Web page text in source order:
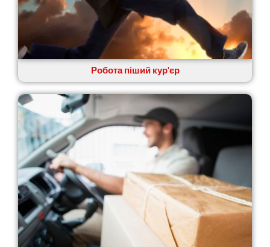
Мукачево
Нетішин
Ніжин
Микитинці
Миколаїв
Нікополь
Новоолександрівка
Новомосковськ
Новосілки
Нововолинськ
Обухів
Обухівка
Одеса
Острог
Павлоград
Переяслав
Первомайськ
Пісочин
Робота піший кур'єр